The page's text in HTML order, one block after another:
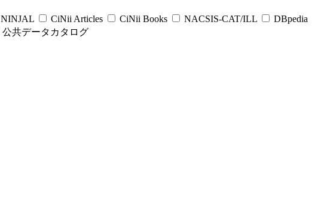
NINJAL CiNii Articles CiNii Books NACSIS-CAT/ILL
DBpedia
公共データカタログ